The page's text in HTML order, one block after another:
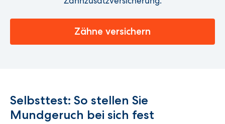
Zähne versichern
Selbsttest: So stellen Sie
Mundgeruch bei sich fest